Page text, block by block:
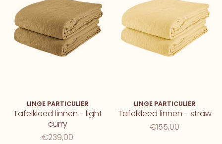
LINGE PARTICULIER
Tafelkleed linnen - light
curry
€239,00
LINGE PARTICULIER
Tafelkleed linnen - straw
€155,00